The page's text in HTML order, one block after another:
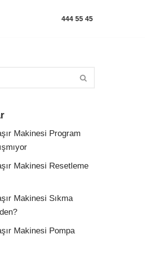
444 55 45
Makinesi Program
Makinesi Resetleme
Makinesi Sıkma
Makinesi Pompa